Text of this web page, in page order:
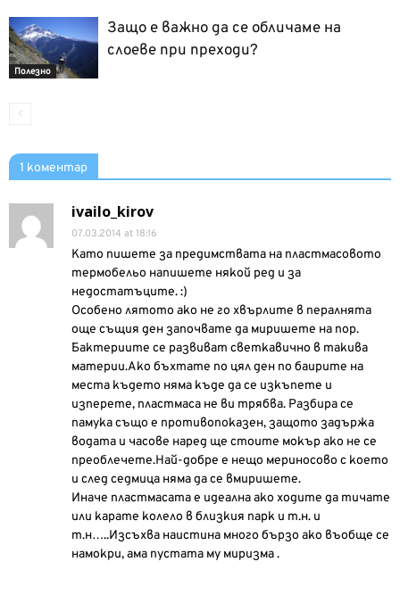
Полезно
Защо е важно да се обличаме на
слоеве при преходи?
1 коментар
ivailo_kirov
07.03.2014 at 18:16
Като пишете за предимствата на пластмасовото
термобельо напишете някой ред и за
недостатъците. :)
Особено лятото ако не го хвърлите в пералнята
още същия ден започвате да миришете на пор.
Бактериите се развиват светкавично в такива
материи.Ако бъхтате по цял ден по баирите на
места където няма къде да се изкъпете и
изперете, пластмаса не ви трябва. Разбира се
памука също е противопоказен, защото задържа
водата и часове наред ще стоите мокър ако не се
преоблечете.Най-добре е нещо мериносово с което
и след седмица няма да се вмиришете.
Иначе пластмасата е идеална ако ходите да тичате
или карате колело в близкия парк и т.н. и
т.н…..Изсъхва наистина много бързо ако въобще се
намокри, ама пустата му миризма .